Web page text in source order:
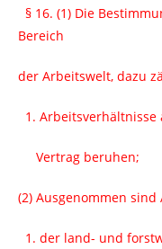
§ 16. (1) Die
Bereich
der Arbeitswelt, dazu
1.
Vertrag beruhen;
(2) Ausgenommen
1. der land- und